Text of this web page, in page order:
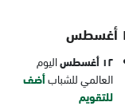
١٢ أغسطس
اليوم
العالمي للشبابأضف
للتقويم